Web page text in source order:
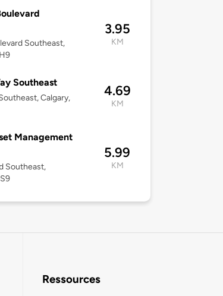
Southeast,
3.95
KM
Southeast
Calgary,
4.69
KM
Management
Southeast,
5.99
KM
Ressources